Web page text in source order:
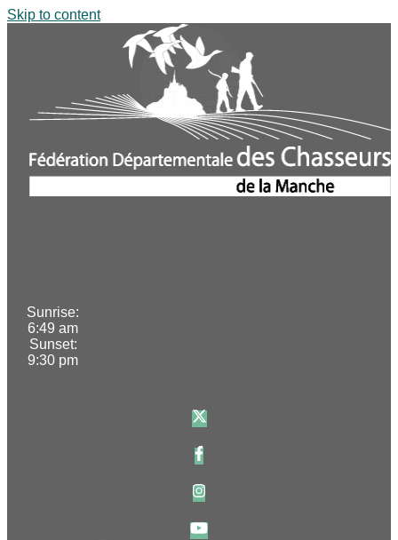
Skip to content
Sunrise:
6:49 am
Sunset:
9:30 pm